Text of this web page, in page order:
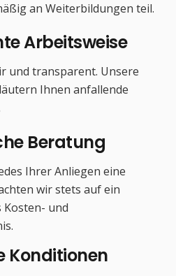
an Weiterbildungen teil.
Arbeitsweise
und transparent. Unsere
Ihnen anfallende
Beratung
Ihrer Anliegen eine
wir stets auf ein
Kosten- und
Konditionen